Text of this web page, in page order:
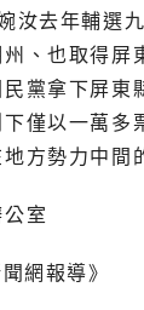
汝去年輔選
、也取得屏
黨拿下屏東
僅以一萬多
方勢力中間
室
網報導》